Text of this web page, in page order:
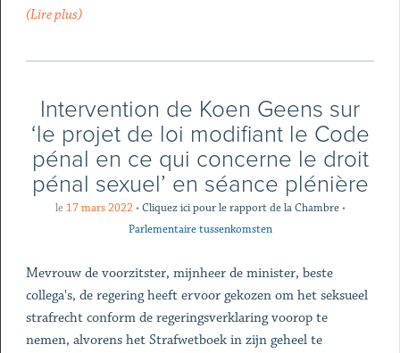
(Lire plus)
Intervention de Koen Geens sur
‘le projet de loi modifiant le Code
pénal en ce qui concerne le droit
pénal sexuel’ en séance plénière
le 17 mars 2022 •Cliquez ici pour le rapport de la Chambre •
Parlementaire tussenkomsten
Mevrouw de voorzitster, mijnheer de minister, beste
collega's, de regering heeft ervoor gekozen om het seksueel
strafrecht conform de regeringsverklaring voorop te
nemen, alvorens het Strafwetboek in zijn geheel te